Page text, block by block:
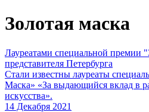
Золотая маска
Лауреатами специальной премии
представителя Петербурга
Стали известны лауреаты
Маска» «За выдающийся вклад в
искусства».
14 Декабря 2021